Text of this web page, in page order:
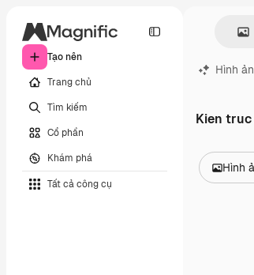
Tạo nên
Trang chủ
Tìm kiếm
Cổ phần
Khám phá
Tất cả công cụ
Hình
Kien truc
Hình